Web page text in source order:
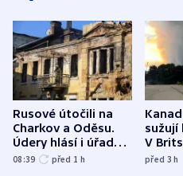
Rusové útočili na
Charkov a Oděsu.
Údery hlásí i úřady v
Bělgorodu
08:39 před 1 h
sužují
V
před 3h